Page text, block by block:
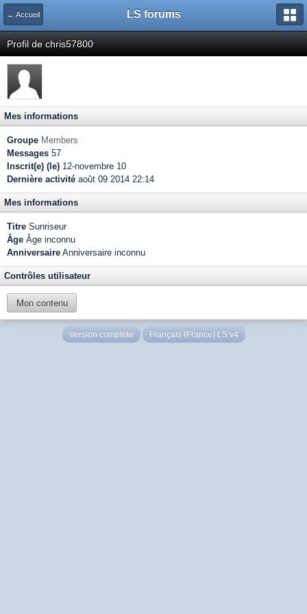
← Accueil LS forums
Profil de chris57800
Mes informations
Groupe Members
Messages 57
Inscrit(e) (le) 12-novembre 10
Dernière activité août 09 2014 22:14
Mes informations
Titre Sunriseur
Âge Âge inconnu
Anniversaire Anniversaire inconnu
Contrôles utilisateur
Mon contenu
Version complète Français (France) LS v4